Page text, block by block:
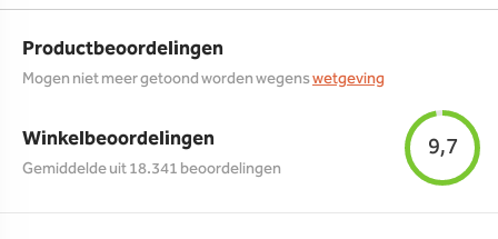
Productbeoordelingen
Mogen niet meer getoond worden wegenswetgeving
Winkelbeoordelingen
Gemiddelde uit 18.341 beoordelingen
9,7